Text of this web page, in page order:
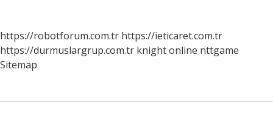
https://robotforum.com.tr https://ieticaret.com.tr
https://durmuslargrup.com.tr knight online nttgame
Sitemap